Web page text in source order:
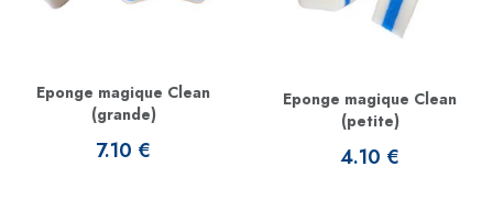
Eponge magique Clean
(grande)
7.10 €
Eponge magique Clean
(petite)
4.10 €